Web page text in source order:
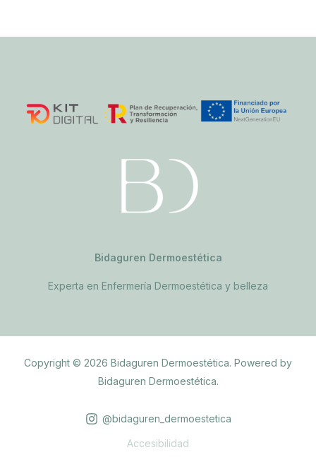
Bidaguren Dermoestética
Experta en Enfermería Dermoestética y belleza
Copyright © 2026 Bidaguren Dermoestética. Powered by
Bidaguren Dermoestética.
@bidaguren_dermoestetica
Accesibilidad